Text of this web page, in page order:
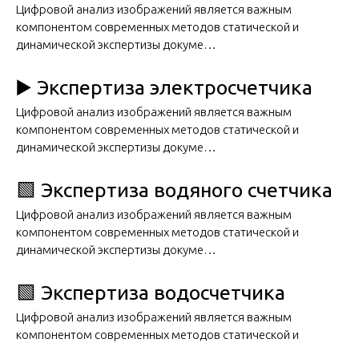
Цифровой анализ изображений является важным
компонентом современных методов статической и
динамической экспертизы докуме…
▶️ Экспертиза электросчетчика
Цифровой анализ изображений является важным
компонентом современных методов статической и
динамической экспертизы докуме…
🟩 Экспертиза водяного счетчика
Цифровой анализ изображений является важным
компонентом современных методов статической и
динамической экспертизы докуме…
🟩 Экспертиза водосчетчика
Цифровой анализ изображений является важным
компонентом современных методов статической и